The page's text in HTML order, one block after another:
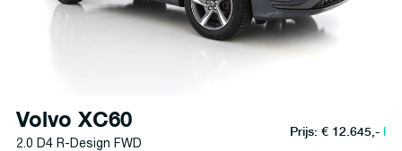
Volvo XC60
2.0 D4 R-Design FWD
Prijs: € 12.645,-l